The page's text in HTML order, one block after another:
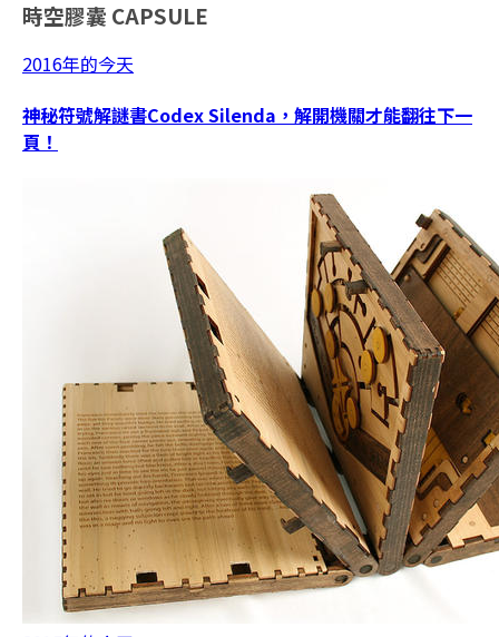
時空膠囊 CAPSULE
2016年的今天
神秘符號解謎書Codex Silenda，解開機關才能翻往下一
頁！